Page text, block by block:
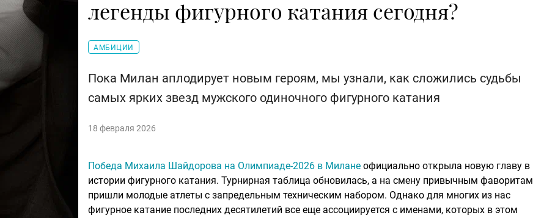
легенды фигурного катания сегодня?
АМБИЦИИ
Пока Милан аплодирует новым героям, мы узнали, как сложились судьбы
самых ярких звезд мужского одиночного фигурного катания
18 февраля 2026
Победа Михаила Шайдорова на Олимпиаде-2026 в Милане официально открыла новую главу в
истории фигурного катания. Турнирная таблица обновилась, а на смену привычным фаворитам
пришли молодые атлеты с запредельным техническим набором. Однако для многих из нас
фигурное катание последних десятилетий все еще ассоциируется с именами, которых в этом